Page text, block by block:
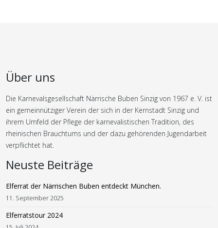
Über uns
Die Karnevalsgesellschaft Närrische Buben Sinzig von 1967 e. V. ist
ein gemeinnütziger Verein der sich in der Kernstadt Sinzig und
ihrem Umfeld der Pflege der karnevalistischen Tradition, des
rheinischen Brauchtums und der dazu gehörenden Jugendarbeit
verpflichtet hat.
Neuste Beiträge
Elferrat der Närrischen Buben entdeckt München.
11. September 2025
Elferratstour 2024